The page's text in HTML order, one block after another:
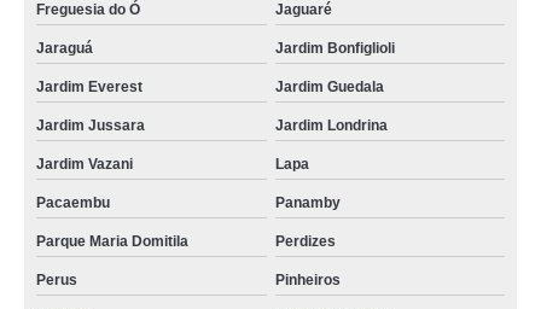
Freguesia do Ó Jaguaré
Jaraguá Jardim Bonfiglioli
Jardim Everest Jardim Guedala
Jardim Jussara Jardim Londrina
Jardim Vazani Lapa
Pacaembu Panamby
Parque Maria Domitila Perdizes
Perus Pinheiros